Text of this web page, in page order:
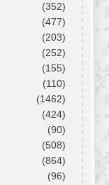
(352)
(477)
(203)
(252)
(155)
(110)
(1462)
(424)
(90)
(508)
(864)
(96)